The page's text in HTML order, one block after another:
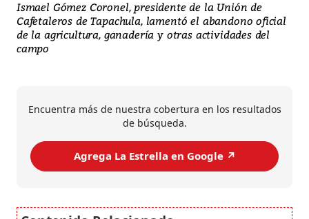
Ismael Gómez Coronel, presidente de la Unión de
Cafetaleros de Tapachula, lamentó el abandono oficial
de la agricultura, ganadería y otras actividades del
campo
Encuentra más de nuestra cobertura en los resultados
de búsqueda.
Agrega La Estrella en Google ↗️